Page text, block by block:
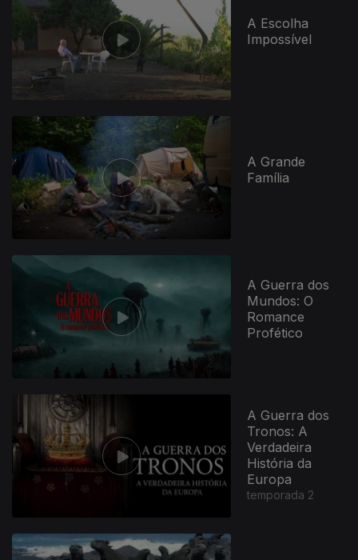
A Escolha
Impossível
A Grande
Família
A Guerra dos
Mundos: O
Romance
Profético
A Guerra dos
Tronos: A
Verdadeira
História da
Europa
temporada 2